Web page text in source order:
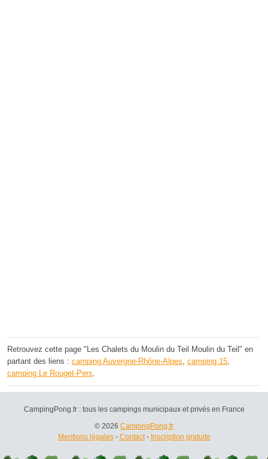
Retrouvez cette page "Les Chalets du Moulin du Teil Moulin du Teil" en
partant des liens : camping Auvergne-Rhône-Alpes camping 15
camping Le Rouget-Pers
CampingPong.fr : tous les campings municipaux et privés en France
© 2026 CampingPong.fr
Mentions légales- Contact- Inscription gratuite